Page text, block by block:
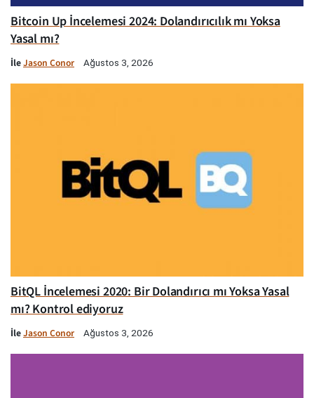
Bitcoin Up İncelemesi 2024: Dolandırıcılık mı Yoksa
Yasal mı?
İleJason Conor Ağustos 3, 2026
BitQL İncelemesi 2020: Bir Dolandırıcı mı Yoksa Yasal
mı? Kontrol ediyoruz
İleJason Conor Ağustos 3, 2026